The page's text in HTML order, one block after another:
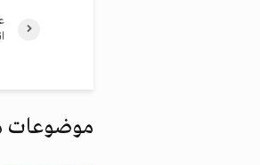
موضوعات